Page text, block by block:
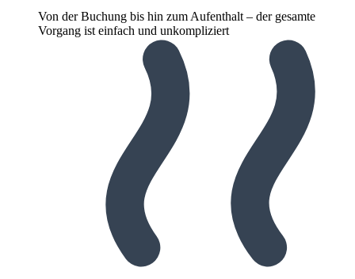
Von der Buchung bis hin zum Aufenthalt – der gesamte
Vorgang ist einfach und unkompliziert